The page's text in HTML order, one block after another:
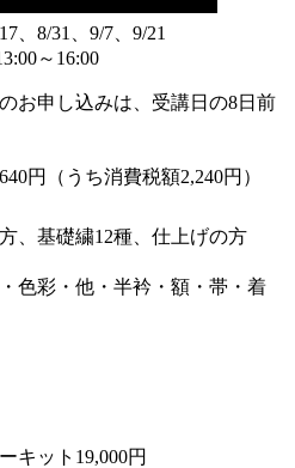
、8/31、9/7、9/21
～16:00
お申し込みは、受講日の8日前
円（うち消費税額2,240円）
、基礎繍12種、仕上げの方
色彩・他・半衿・額・帯・着
キット19,000円